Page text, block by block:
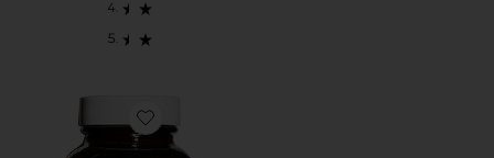
Favorite DETOX GUT HEALTH WOMEN'S PROBIOTIC